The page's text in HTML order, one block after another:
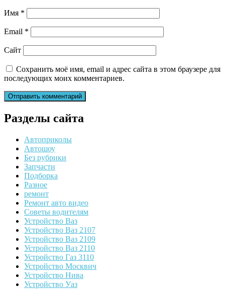
Имя *
Email *
Сайт
Сохранить моё имя, email и адрес сайта в этом браузере для
последующих моих комментариев.
Разделы сайта
Автоприколы
Автошоу
Без рубрики
Запчасти
Подборка
Разное
ремонт
Ремонт авто видео
Советы водителям
Устройство Ваз
Устройство Ваз 2107
Устройство Ваз 2109
Устройство Ваз 2110
Устройство Газ 3110
Устройство Москвич
Устройство Нива
Устройство Уаз